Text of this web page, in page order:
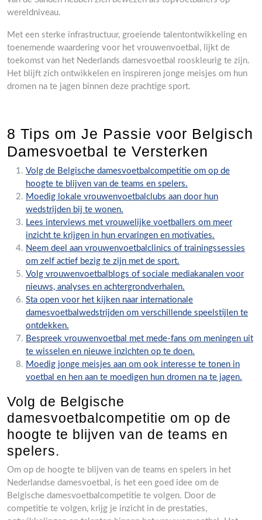
wereldniveau.
Met een sterke infrastructuur, groeiende talentontwikkeling en
toenemende waardering voor het vrouwenvoetbal, lijkt de
toekomst van het Nederlands damesvoetbal rooskleurig te zijn.
Het blijft zich ontwikkelen en inspireren jonge meisjes om hun
dromen na te jagen binnen deze prachtige sport.
8 Tips om Je Passie voor Belgisch
Damesvoetbal te Versterken
Volg de Belgische damesvoetbalcompetitie om op de
hoogte te blijven van de teams en spelers.
Moedig lokale vrouwenvoetbalclubs aan door hun
wedstrijden bij te wonen.
Lees interviews met vrouwelijke voetballers om meer
inzicht te krijgen in hun ervaringen en motivaties.
Neem deel aan vrouwenvoetbalclinics of trainingssessies
om zelf actief bezig te zijn met de sport.
Volg vrouwenvoetbalblogs of sociale mediakanalen voor
nieuws, analyses en achtergrondverhalen.
Sta open voor het kijken naar internationale
damesvoetbalwedstrijden om verschillende speelstijlen te
ontdekken.
Bespreek vrouwenvoetbal met mede-fans om meningen uit
te wisselen en nieuwe inzichten op te doen.
Moedig jonge meisjes aan om ook interesse te tonen in
voetbal en hen aan te moedigen hun dromen na te jagen.
Volg de Belgische
damesvoetbalcompetitie om op de
hoogte te blijven van de teams en
spelers.
Om op de hoogte te blijven van de teams en spelers in het
Nederlandse damesvoetbal, is het een goed idee om de
Belgische damesvoetbalcompetitie te volgen. Door de
competitie te volgen, krijg je inzicht in de prestaties,